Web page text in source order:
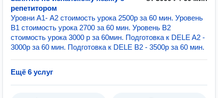
репетитором
Уровни А1- А2 стоимость урока 2500р за 60 мин. Уровень
В1 стоимость урока 2700 за 60 мин. Уровень В2
стоимость урока 3000 р за 60мин. Подготовка к DELE A2 -
3000р за 60 мин. Подготовка к DELE B2 - 3500р за 60 мин.
Ещё 6 услуг